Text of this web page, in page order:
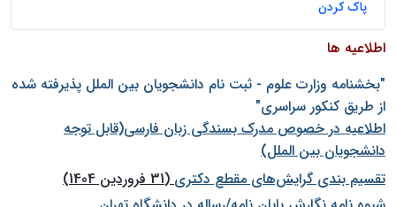
پاک کردن
اطلاعیه ها
"بخشنامه وزارت علوم - ثبت نام دانشجويان بين الملل پذيرفته شده
از طريق كنكور سراسری"
اطلاعیه در خصوص مدرک بسندگی زبان فارسی(قابل توجه
دانشجویان بین الملل)
تقسیم بندی گرایش‌های مقطع دکتری(31 فروردین 1404)